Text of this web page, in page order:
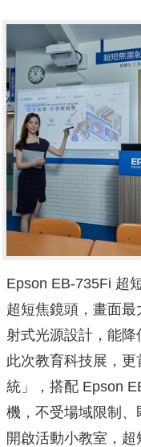
Epson EB-735Fi 超
超短焦鏡頭，畫面
射式光源設計，能降
此次教育科技展，
統」，搭配 Epson
機，不受場域限制
開啟活動小教室，